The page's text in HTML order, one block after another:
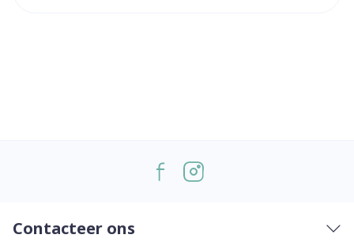
Contacteer ons